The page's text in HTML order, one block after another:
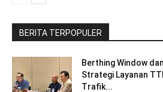
BERITA TERPOPULER
Berthing Window
Strategi Layanan
Trafik...